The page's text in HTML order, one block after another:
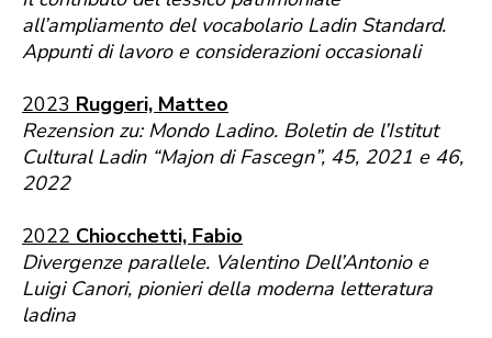
all’ampliamento del vocabolario Ladin Standard.
Appunti di lavoro e considerazioni occasionali
2023 Ruggeri, Matteo
Rezension zu: Mondo Ladino. Boletin de l’Istitut
Cultural Ladin “Majon di Fascegn”, 45, 2021 e 46,
2022
2022 Chiocchetti, Fabio
Divergenze parallele. Valentino Dell’Antonio e
Luigi Canori, pionieri della moderna letteratura
ladina